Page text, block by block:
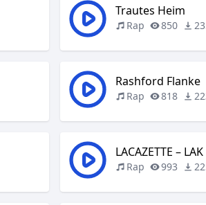
Trautes Heim
Rap 850
Rashford Flanke
Rap 818
LACAZETTE – LAK
Rap 993